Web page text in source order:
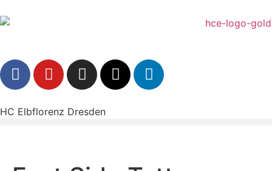
HC Elbflorenz Dresden